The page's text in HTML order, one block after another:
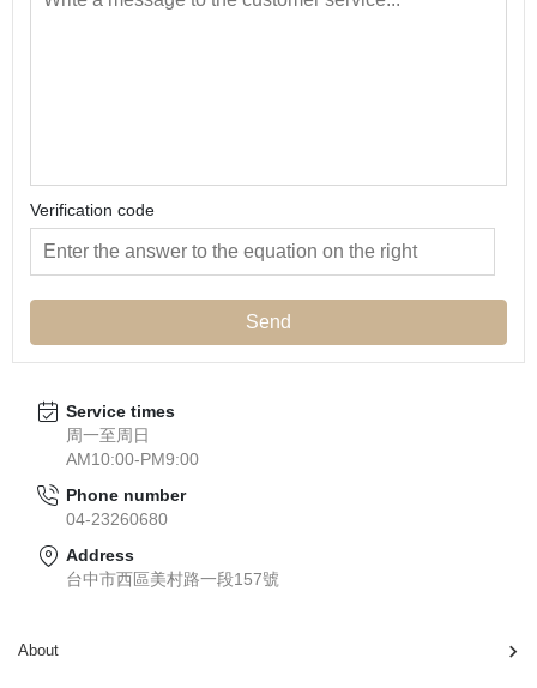
Verification code
Send
Service times
周一至周日
AM10:00-PM9:00
Phone number
04-23260680
Address
台中市西區美村路一段157號
About